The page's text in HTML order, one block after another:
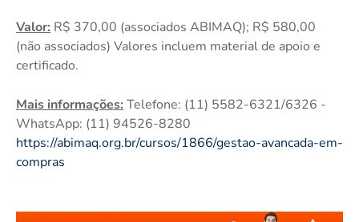
Valor: R$ 370,00 (associados ABIMAQ); R$ 580,00
(não associados) Valores incluem material de apoio e
certificado.
Mais informações: Telefone: (11) 5582-6321/6326 -
WhatsApp: (11) 94526-8280
https://abimaq.org.br/cursos/1866/gestao-avancada-em-
compras